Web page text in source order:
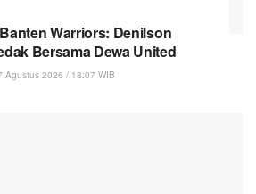
Warriors: Denilson
Bersama Dewa United
Agustus 2026 / 18:07 WIB